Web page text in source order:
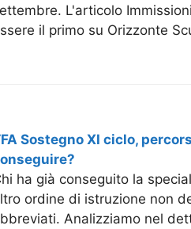
L'articolo
il primo su Orizzonte
Sostegno XI ciclo,
ha già conseguito la
ordine di istruzione non
Analizziamo nel